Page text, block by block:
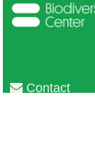
Contact